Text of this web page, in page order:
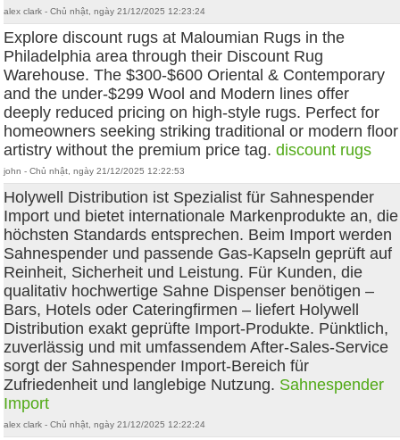
alex clark - Chủ nhật, ngày 21/12/2025 12:23:24
Explore discount rugs at Maloumian Rugs in the
Philadelphia area through their Discount Rug
Warehouse. The $300-$600 Oriental & Contemporary
and the under-$299 Wool and Modern lines offer
deeply reduced pricing on high-style rugs. Perfect for
homeowners seeking striking traditional or modern floor
artistry without the premium price tag.discount rugs
john - Chủ nhật, ngày 21/12/2025 12:22:53
Holywell Distribution ist Spezialist für Sahnespender
Import und bietet internationale Markenprodukte an, die
höchsten Standards entsprechen. Beim Import werden
Sahnespender und passende Gas-Kapseln geprüft auf
Reinheit, Sicherheit und Leistung. Für Kunden, die
qualitativ hochwertige Sahne Dispenser benötigen –
Bars, Hotels oder Cateringfirmen – liefert Holywell
Distribution exakt geprüfte Import-Produkte. Pünktlich,
zuverlässig und mit umfassendem After-Sales-Service
sorgt der Sahnespender Import-Bereich für
Zufriedenheit und langlebige Nutzung. Sahnespender
Import
alex clark - Chủ nhật, ngày 21/12/2025 12:22:24